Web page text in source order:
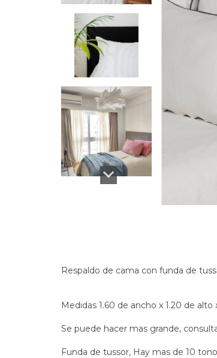
Respaldo de cama con funda de
Medidas 1.60 de ancho x 1.20 de
Se puede hacer mas grande,
Funda de tussor, Hay mas de 10